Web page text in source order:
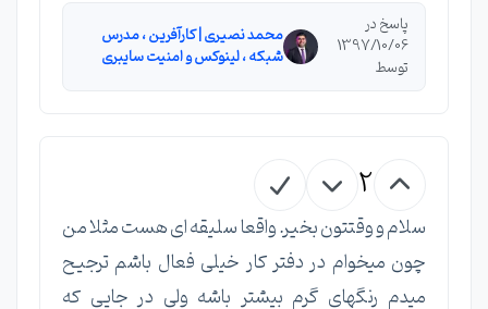
پاسخ در
1397/10/06
توسط
محمد نصیری | کارآفرین ، مدرس
شبکه ، لینوکس و امنیت سایبری
2
سلام و وقتتون بخیر. واقعا سلیقه ای هست مثلا من
چون میخوام در دفتر کار خیلی فعال باشم ترجیح
میدم رنگهای گرم بیشتر باشه ولی در جایی که